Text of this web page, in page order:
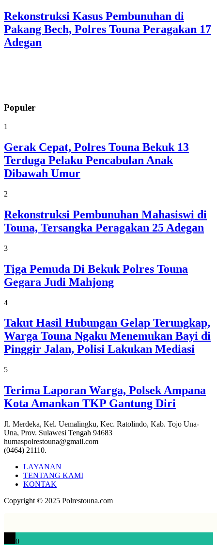
Rekonstruksi Kasus Pembunuhan di
Pakang Bech, Polres Touna Peragakan 17
Adegan
Populer
1
Gerak Cepat, Polres Touna Bekuk 13
Terduga Pelaku Pencabulan Anak
Dibawah Umur
2
Rekonstruksi Pembunuhan Mahasiswi di
Touna, Tersangka Peragakan 25 Adegan
3
Tiga Pemuda Di Bekuk Polres Touna
Gegara Judi Mahjong
4
Takut Hasil Hubungan Gelap Terungkap,
Warga Touna Ngaku Menemukan Bayi di
Pinggir Jalan, Polisi Lakukan Mediasi
5
Terima Laporan Warga, Polsek Ampana
Kota Amankan TKP Gantung Diri
Jl. Merdeka, Kel. Uemalingku, Kec. Ratolindo, Kab. Tojo Una-
Una, Prov. Sulawesi Tengah 94683
humaspolrestouna@gmail.com
(0464) 21110.
LAYANAN
TENTANG KAMI
KONTAK
Copyright © 2025 Polrestouna.com
0